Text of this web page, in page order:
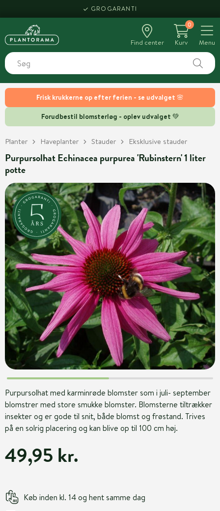
Frisk krukkerne op efter ferien - se udvalget 🌸
Forudbestil blomsterløg - oplev udvalget 💚
GROGARANTI
Find center
0
Kurv
Menu
Planter Haveplanter Stauder Eksklusive stauder
Purpursolhat Echinacea purpurea 'Rubinstern' 1 liter
potte
Purpursolhat med karminrøde blomster som i juli- september
blomstrer med store smukke blomster. Blomsterne tiltrækker
insekter og er gode til snit, både blomst og frøstand. Trives
på en solrig placering og kan blive op til 100 cm høj.
49,95 kr.
Køb inden kl. 14 og hent samme dag